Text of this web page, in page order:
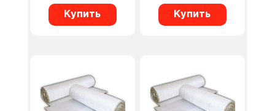
Купить Купить